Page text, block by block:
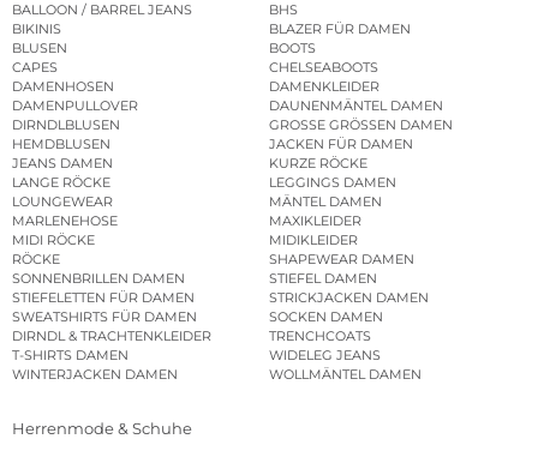
BALLOON / BARREL JEANS
BHS
BIKINIS
BLAZER FÜR DAMEN
BLUSEN
BOOTS
CAPES
CHELSEABOOTS
DAMENHOSEN
DAMENKLEIDER
DAMENPULLOVER
DAUNENMÄNTEL DAMEN
DIRNDLBLUSEN
GROSSE GRÖSSEN DAMEN
HEMDBLUSEN
JACKEN FÜR DAMEN
JEANS DAMEN
KURZE RÖCKE
LANGE RÖCKE
LEGGINGS DAMEN
LOUNGEWEAR
MÄNTEL DAMEN
MARLENEHOSE
MAXIKLEIDER
MIDI RÖCKE
MIDIKLEIDER
RÖCKE
SHAPEWEAR DAMEN
SONNENBRILLEN DAMEN
STIEFEL DAMEN
STIEFELETTEN FÜR DAMEN
STRICKJACKEN DAMEN
SWEATSHIRTS FÜR DAMEN
SOCKEN DAMEN
DIRNDL & TRACHTENKLEIDER
TRENCHCOATS
T-SHIRTS DAMEN
WIDELEG JEANS
WINTERJACKEN DAMEN
WOLLMÄNTEL DAMEN
Herrenmode & Schuhe